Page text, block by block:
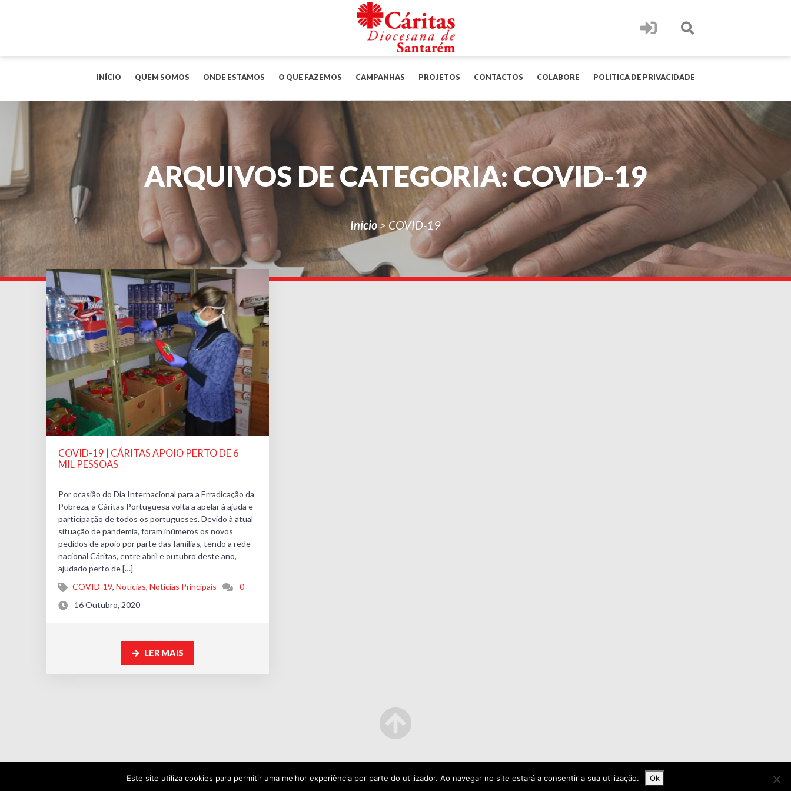
INÍCIO QUEM SOMOS ONDE ESTAMOS O QUE FAZEMOS CAMPANHAS PROJETOS CONTACTOS COLABORE POLITICA DE PRIVACIDADE
ARQUIVOS DE CATEGORIA:COVID-19
Início > COVID-19
COVID-19 | CÁRITAS APOIO PERTO DE 6
MIL PESSOAS
Por ocasião do Dia Internacional para a Erradicação da
Pobreza, a Cáritas Portuguesa volta a apelar à ajuda e
participação de todos os portugueses. Devido à atual
situação de pandemia, foram inúmeros os novos
pedidos de apoio por parte das famílias, tendo a rede
nacional Cáritas, entre abril e outubro deste ano,
ajudado perto de […]
COVID-19,Notícias,Notícias Principais
0
16 Outubro, 2020
LER MAIS
Este site utiliza cookies para permitir uma melhor experiência por parte do utilizador. Ao navegar no site estará a consentir a sua utilização. Ok